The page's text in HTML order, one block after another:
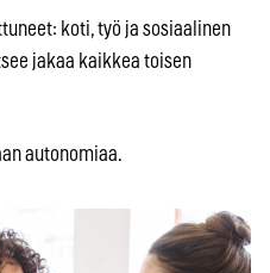
koti, työ ja sosiaalinen
jakaa kaikkea toisen
autonomiaa.